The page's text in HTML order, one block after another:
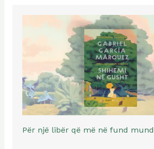
Për një libër që më në fund